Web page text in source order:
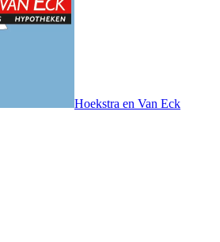
Hoekstra en Van Eck